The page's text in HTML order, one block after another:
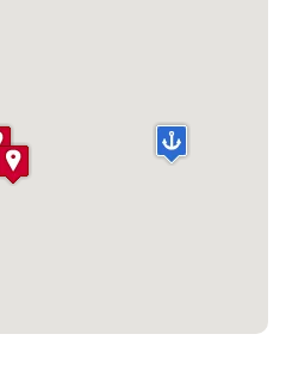
истории.
с морской
продегустировать
вина и конечно, искупаться